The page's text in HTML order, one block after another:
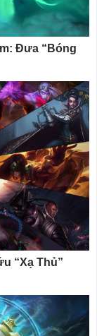
Đưa “Bóng
“Xạ Thủ”